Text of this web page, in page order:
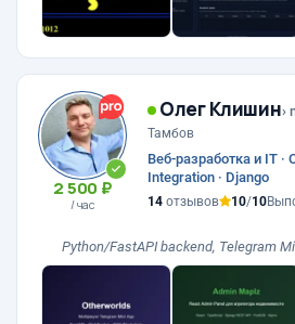
2 500 ₽
/ час
Олег Клишин›
Тамбов
Веб-разработка и IT ·
Integration · Django
14 отзывов 10/10
Python/FastAPI backend, Telegram